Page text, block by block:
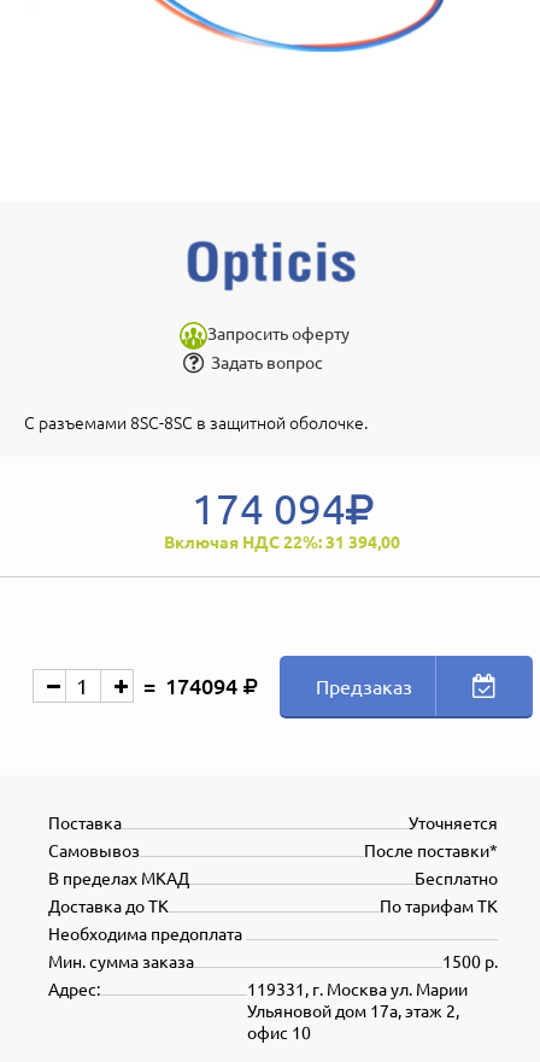
Запросить оферту
Задать вопрос
С разъемами 8SC-8SC в защитной оболочке.
174 094
Включая НДС 22%: 31 394,00
174094 Предзаказ
Уточняется
Поставка
После поставки*
Самовывоз
Бесплатно
В пределах МКАД
По тарифам ТК
Доставка до ТК
Необходима предоплата
1500 р.
Мин. сумма заказа
119331, г. Москва ул. Марии
Ульяновой дом 17а, этаж 2,
офис 10
Адрес: